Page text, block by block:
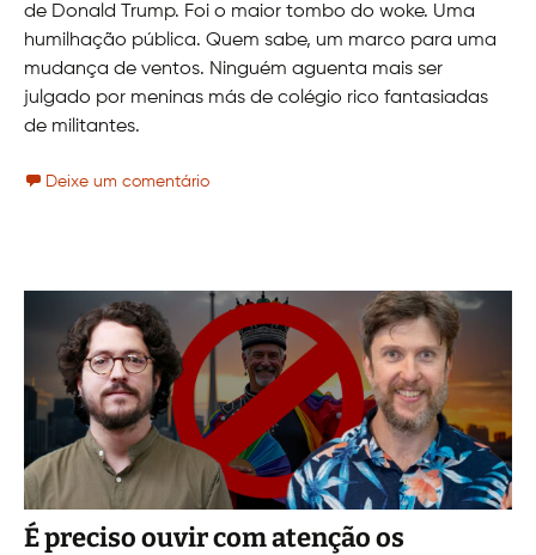
de Donald Trump. Foi o maior tombo do woke. Uma
humilhação pública. Quem sabe, um marco para uma
mudança de ventos. Ninguém aguenta mais ser
julgado por meninas más de colégio rico fantasiadas
de militantes.
Deixe um comentário
É preciso ouvir com atenção os